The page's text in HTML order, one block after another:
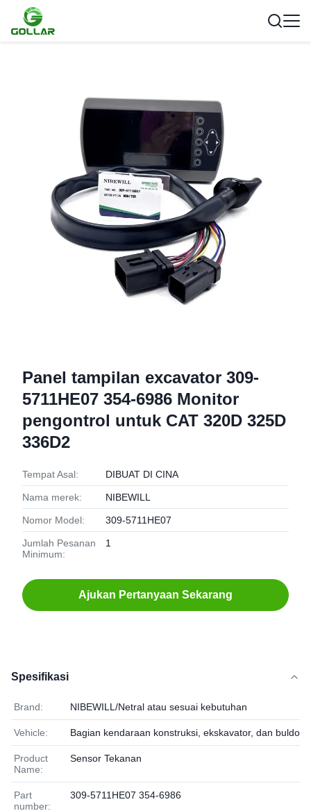
Panel tampilan excavator 309-
5711HE07 354-6986 Monitor
pengontrol untuk CAT 320D 325D
336D2
Tempat Asal: DIBUAT DI CINA
Nama merek: NIBEWILL
Nomor Model: 309-5711HE07
Jumlah Pesanan
Minimum:
1
Ajukan Pertanyaan Sekarang
Spesifikasi
Brand: NIBEWILL/Netral atau sesuai kebutuhan
Vehicle: Bagian kendaraan konstruksi, ekskavator, dan
Product
Name:
Sensor Tekanan
Part
number:
309-5711HE07 354-6986